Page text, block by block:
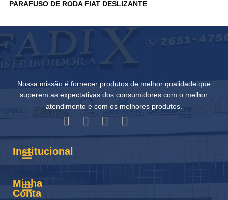
PARAFUSO DE RODA FIAT DESLIZANTE
Nossa missão é fornecer produtos de melhor qualidade que
superem as expectativas dos consumidores com o melhor
atendimento e com os melhores produtos.
Institucional
Minha
Conta